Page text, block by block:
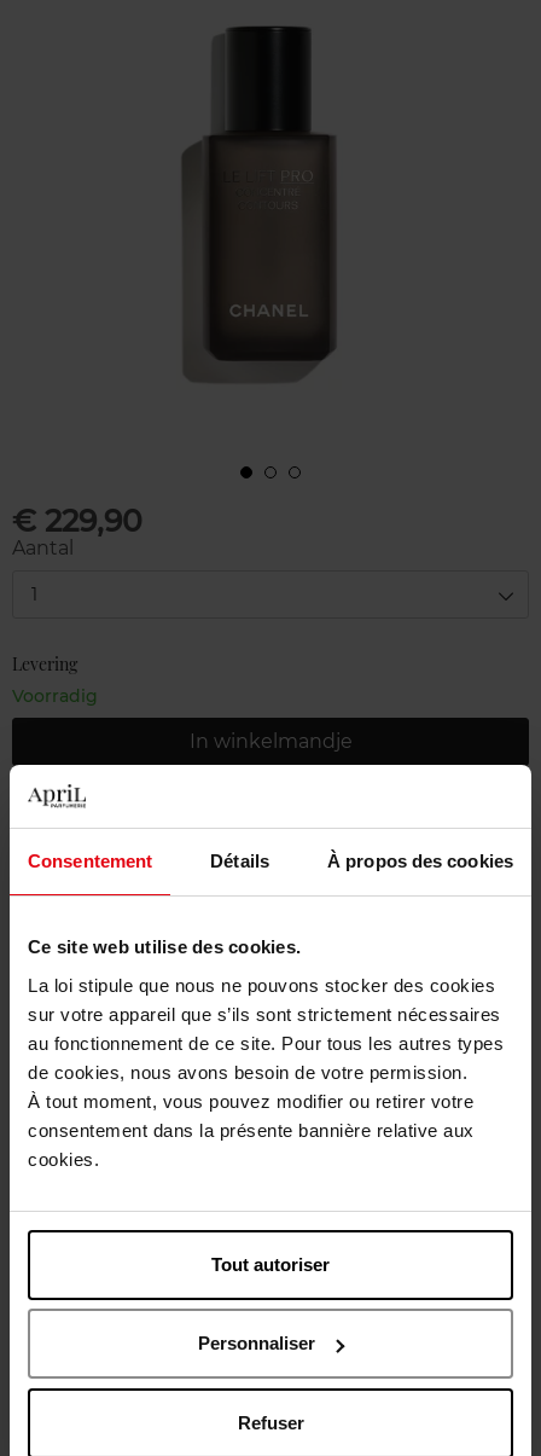
Consentement Détails À propos des cookies
Ce site web utilise des cookies.
La loi stipule que nous ne pouvons stocker des cookies
sur votre appareil que s’ils sont strictement nécessaires
au fonctionnement de ce site. Pour tous les autres types
de cookies, nous avons besoin de votre permission.
À tout moment, vous pouvez modifier ou retirer votre
consentement dans la présente bannière relative aux
cookies.
Tout autoriser
Personnaliser
Refuser
€ 229,90
Aantal
1
Levering
Voorradig
In winkelmandje
Gratis levering bij aankoop van min. 55€
Gratis retour in je winkelpunt
Gratis verpakking
Beschrijving
Karakteristieken
Nog iets vergeten ?
CHANEL